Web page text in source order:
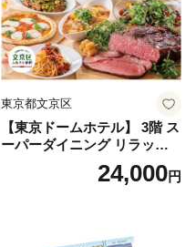
東京都文京区
【東京ドームホテル】 3階 ス
ーパーダイニング リラッサ
ランチブッフェ お食事券 大
人1名様分 関東 東京 ご利用
24,000円